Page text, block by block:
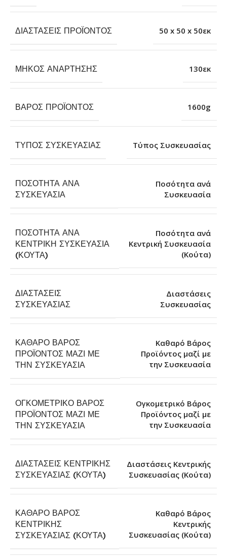
ΔΙΑΣΤΆΣΕΙΣ ΠΡΟΪΌΝΤΟΣ 50 x 50 x 50εκ
ΜΉΚΟΣ ΑΝΆΡΤΗΣΗΣ 130εκ
ΒΆΡΟΣ ΠΡΟΪΌΝΤΟΣ 1600g
ΤΎΠΟΣ ΣΥΣΚΕΥΑΣΊΑΣ Τύπος Συσκευασίας
ΠΟΣΌΤΗΤΑ ΑΝΆ
ΣΥΣΚΕΥΑΣΊΑ
Ποσότητα ανά
Συσκευασία
ΠΟΣΌΤΗΤΑ ΑΝΆ
ΚΕΝΤΡΙΚΉ ΣΥΣΚΕΥΑΣΊΑ
(ΚΟΎΤΑ)
Ποσότητα ανά
Κεντρική Συσκευασία
(Κούτα)
ΔΙΑΣΤΆΣΕΙΣ
ΣΥΣΚΕΥΑΣΊΑΣ
Διαστάσεις
Συσκευασίας
ΚΑΘΑΡΌ ΒΆΡΟΣ
ΠΡΟΪΌΝΤΟΣ ΜΑΖΊ ΜΕ
ΤΗΝ ΣΥΣΚΕΥΑΣΊΑ
Καθαρό Βάρος
Προϊόντος μαζί με
την Συσκευασία
ΟΓΚΟΜΕΤΡΙΚΌ ΒΆΡΟΣ
ΠΡΟΪΌΝΤΟΣ ΜΑΖΊ ΜΕ
ΤΗΝ ΣΥΣΚΕΥΑΣΊΑ
Ογκομετρικό Βάρος
Προϊόντος μαζί με
την Συσκευασία
ΔΙΑΣΤΆΣΕΙΣ ΚΕΝΤΡΙΚΉΣ
ΣΥΣΚΕΥΑΣΊΑΣ (ΚΟΎΤΑ)
Διαστάσεις Κεντρικής
Συσκευασίας (Κούτα)
ΚΑΘΑΡΌ ΒΆΡΟΣ
ΚΕΝΤΡΙΚΉΣ
ΣΥΣΚΕΥΑΣΊΑΣ (ΚΟΎΤΑ)
Καθαρό Βάρος
Κεντρικής
Συσκευασίας (Κούτα)